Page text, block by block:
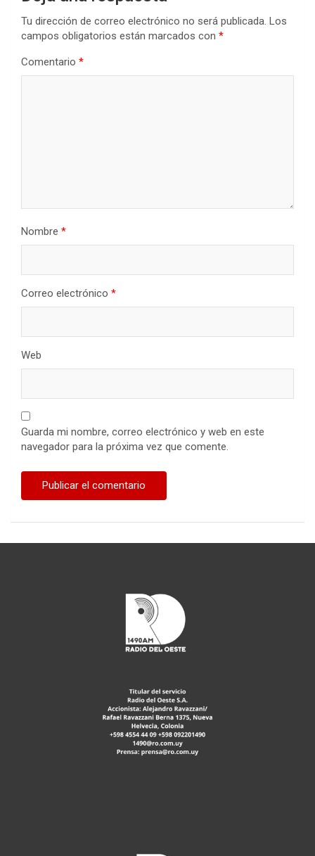
Tu dirección de correo electrónico no será publicada. Los
campos obligatorios están marcados con *
Comentario *
Nombre *
Correo electrónico *
Web
Guarda mi nombre, correo electrónico y web en este
navegador para la próxima vez que comente.